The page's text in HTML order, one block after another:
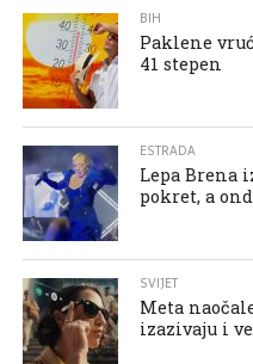
BIH
Paklene
41 stepen
ESTRADA
Lepa Brena
pokret, a
SVIJET
Meta
izazivaju i